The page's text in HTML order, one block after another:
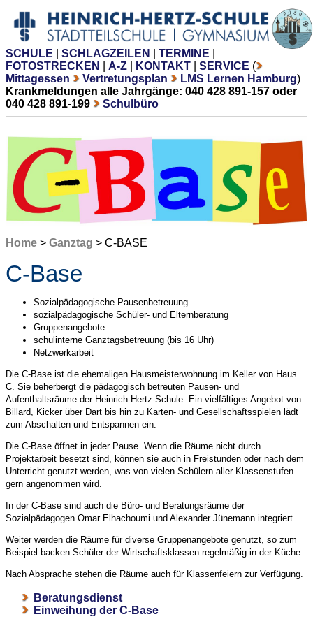
SCHULE SCHLAGZEILEN TERMINE
FOTOSTRECKEN
A-Z KONTAKT SERVICE (
Mittagessen
Vertretungsplan LMS Lernen Hamburg)
Krankmeldungen alle Jahrgänge: 040 428 891-157 oder
040 428 891-199
Schulbüro
Home > Ganztag > C-BASE
C-Base
Sozialpädagogische Pausenbetreuung
sozialpädagogische Schüler- und Elternberatung
Gruppenangebote
schulinterne Ganztagsbetreuung (bis 16 Uhr)
Netzwerkarbeit
Die C-Base ist die ehemaligen Hausmeisterwohnung im Keller von Haus
C. Sie beherbergt die pädagogisch betreuten Pausen- und
Aufenthaltsräume der Heinrich-Hertz-Schule. Ein vielfältiges Angebot von
Billard, Kicker über Dart bis hin zu Karten- und Gesellschaftsspielen lädt
zum Abschalten und Entspannen ein.
Die C-Base öffnet in jeder Pause. Wenn die Räume nicht durch
Projektarbeit besetzt sind, können sie auch in Freistunden oder nach dem
Unterricht genutzt werden, was von vielen Schülern aller Klassenstufen
gern angenommen wird.
In der C-Base sind auch die Büro- und Beratungsräume der
Sozialpädagogen Omar Elhachoumi und Alexander Jünemann integriert.
Weiter werden die Räume für diverse Gruppenangebote genutzt, so zum
Beispiel backen Schüler der Wirtschaftsklassen regelmäßig in der Küche.
Nach Absprache stehen die Räume auch für Klassenfeiern zur Verfügung.
Beratungsdienst
Einweihung der C-Base